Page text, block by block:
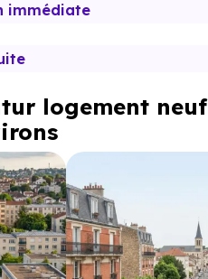
immédiate
logement neuf
Châtenay-
Malabry